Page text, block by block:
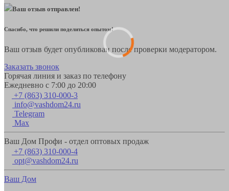
Ваш отзыв отправлен!
Спасибо, что решили поделиться опытом!
Ваш отзыв будет опубликован после проверки модератором.
Заказать звонок
Горячая линия и заказ по телефону
Ежедневно с 7:00 до 20:00
+7 (863) 310-000-3
info@vashdom24.ru
Telegram
Max
Ваш Дом Профи - отдел оптовых продаж
+7 (863) 310-000-4
opt@vashdom24.ru
Ваш Дом